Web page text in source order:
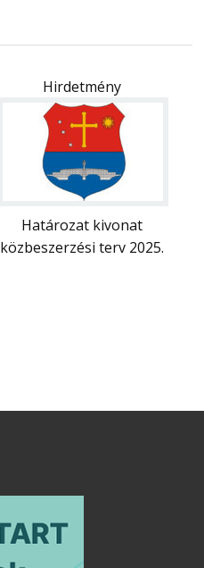
Hirdetmény
Határozat kivonat
közbeszerzési terv 2025.